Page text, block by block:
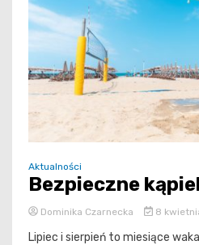
Aktualności
Bezpieczne
Dominika Czarnecka 8
Lipiec i sierpień to miesiące